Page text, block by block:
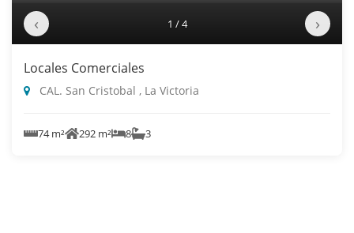
‹ 1 / 4 ›
Locales Comerciales
CAL. San Cristobal , La Victoria
74 m² 292 m² 8 3